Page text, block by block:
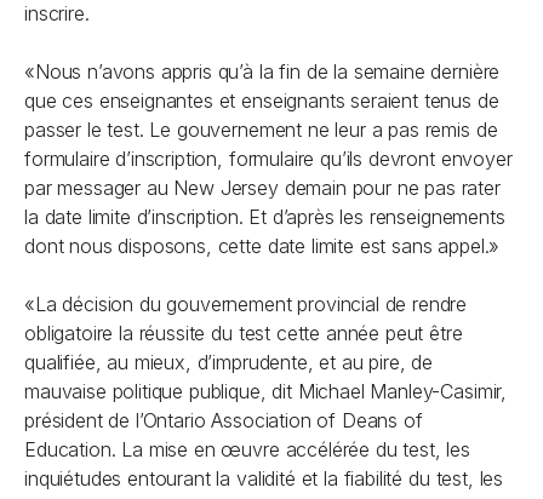
inscrire.
«Nous n’avons appris qu’à la fin de la semaine dernière
que ces enseignantes et enseignants seraient tenus de
passer le test. Le gouvernement ne leur a pas remis de
formulaire d’inscription, formulaire qu’ils devront envoyer
par messager au New Jersey demain pour ne pas rater
la date limite d’inscription. Et d’après les renseignements
dont nous disposons, cette date limite est sans appel.»
«La décision du gouvernement provincial de rendre
obligatoire la réussite du test cette année peut être
qualifiée, au mieux, d’imprudente, et au pire, de
mauvaise politique publique, dit Michael Manley-Casimir,
président de l’Ontario Association of Deans of
Education. La mise en œuvre accélérée du test, les
inquiétudes entourant la validité et la fiabilité du test, les